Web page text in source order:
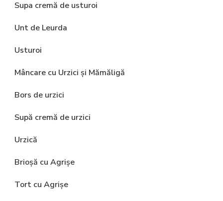
Supa cremă de usturoi
Unt de Leurda
Usturoi
Mâncare cu Urzici și Mămăligă
Bors de urzici
Supă cremă de urzici
Urzică
Brioșă cu Agrișe
Tort cu Agrișe